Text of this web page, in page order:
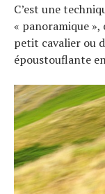
C’est une
« panoramique
petit cavalier ou
époustouflante